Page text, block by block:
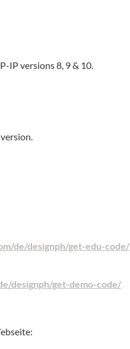
IP versions 8, 9 & 10.
de/designph/get-edu-code/
designph/get-demo-code/